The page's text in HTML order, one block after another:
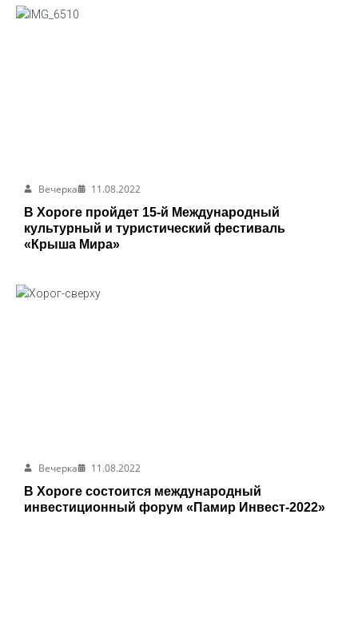
Вечерка
11.08.2022
В Хороге пройдет 15-й Международный
культурный и туристический фестиваль
«Крыша Мира»
Вечерка
11.08.2022
В Хороге состоится международный
инвестиционный форум «Памир Инвест-2022»